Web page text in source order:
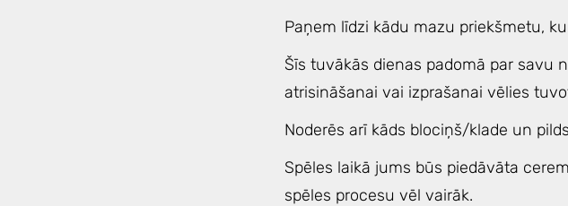
Paņem līdzi kādu mazu priekšmetu,
Šīs tuvākās dienas padomā par savu
atrisināšanai vai izprašanai vēlies
Noderēs arī kāds blociņš/klade un
Spēles laikā jums būs piedāvāta
spēles procesu vēl vairāk.